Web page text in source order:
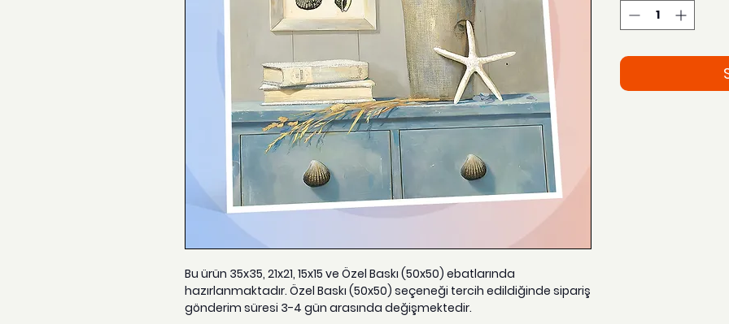
Bu ürün 35x35, 21x21, 15x15 ve Özel Baskı (50x50) ebatlarında
hazırlanmaktadır. Özel Baskı (50x50) seçeneği tercih edildiğinde sipariş
gönderim süresi 3-4 gün arasında değişmektedir.